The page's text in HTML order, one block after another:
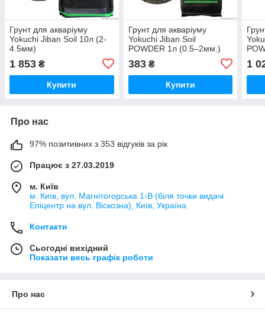
Грунт для акваріуму
Yokuchi Jiban Soil 10л (2-
4.5мм)
1 853 ₴
Купити
Грунт для акваріуму
Yokuchi Jiban Soil
POWDER 1л (0.5–2мм.)
383₴
Купити
1
Про нас
97% позитивних з 353 відгуків за рік
Працює з 27.03.2019
м. Київ
м. Київ, вул. Магнітогорська 1-В (біля точки видачі
Епіцентр на вул. Віскозна), Київ, Україна
Контакти
Сьогодні вихідний
Показати весь графік роботи
Про нас